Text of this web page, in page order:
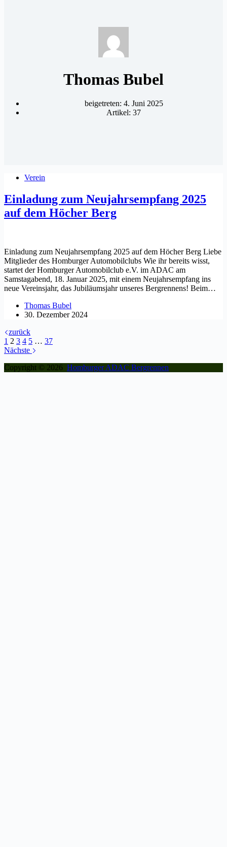
Thomas Bubel
beigetreten: 4. Juni 2025
Artikel: 37
Verein
Einladung zum Neujahrsempfang 2025
auf dem Höcher Berg
Einladung zum Neujahrsempfang 2025 auf dem Höcher Berg Liebe
Mitglieder des Homburger Automobilclubs Wie ihr bereits wisst,
startet der Homburger Automobilclub e.V. im ADAC am
Samstagabend, 18. Januar 2025, mit einem Neujahrsempfang ins
neue Vereinsjahr, das Jubiläumsjahr unseres Bergrennens! Beim…
Thomas Bubel
30. Dezember 2024
zurück
1 2 3 4 5 … 37
Nächste
Copyright © 2026 Homburger ADAC Bergrennen